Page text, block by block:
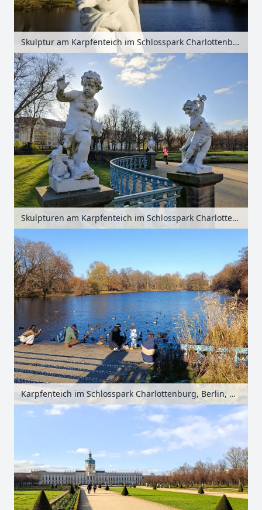
Skulptur am Karpfenteich im Schlosspark Charlottenburg, Berlin, Deutschland
Skulpturen am Karpfenteich im Schlosspark Charlottenburg, Berlin, Deutschland
Karpfenteich im Schlosspark Charlottenburg, Berlin, Deutschland